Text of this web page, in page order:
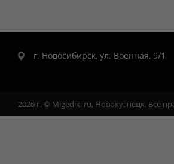
г. Новосибирск, ул. Военная, 9/1
2026 г. © Migediki.ru, Новокузнецк. Все